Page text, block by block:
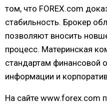
том, что FOREX.com
стабильность. Брокер
позволяют вносить
процесс. Материнская
стандартам финансовой
информации и
На сайте www.forex.com